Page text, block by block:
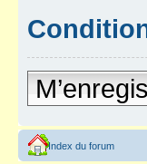
Index du forum